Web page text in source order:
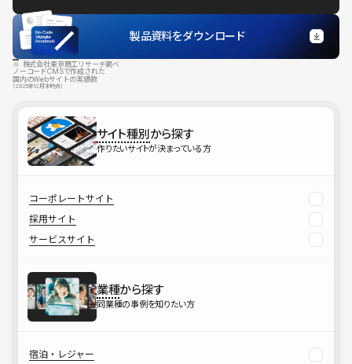
製品資料をダウンロード
※ 株式会社東京商工リサーチ調べ
ノーコードCMSで作成された
国内のWebサイトの実績数
（2025年12月末時点）
サイト種別から探す
作りたいサイトが決まっている方
コーポレートサイト
採用サイト
サービスサイト
業種から探す
同業種の事例を知りたい方
宿泊・レジャー